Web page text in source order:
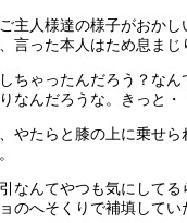
主人様達の様子がおか
言った本人はため息まじ
ちゃったんだろう？な
なんだろうな。きっと・
やたらと膝の上に乗せ
なんてやつも気にして
のへそくりで補填してい